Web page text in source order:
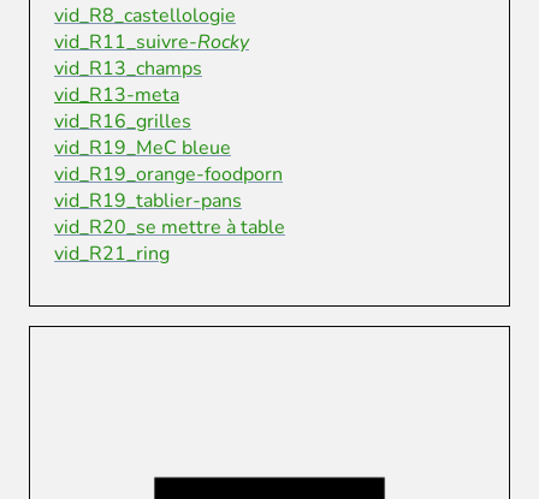
vid_R8_castellologie
vid_R11_suivre-Rocky
vid_R13_champs
vid_R13-meta
vid_R16_grilles
vid_R19_MeC bleue
vid_R19_orange-foodporn
vid_R19_tablier-pans
vid_R20_se mettre à table
vid_R21_ring